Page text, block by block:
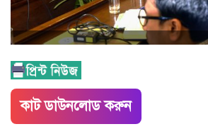
কাট ডাউনলোড করুন